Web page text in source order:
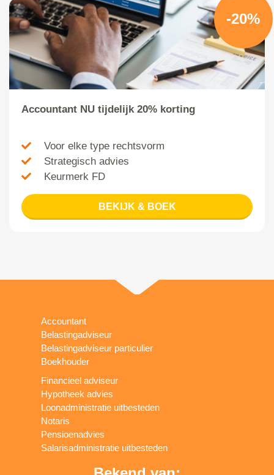
-20%
Accountant NU tijdelijk 20% korting
Voor elke type rechtsvorm
Strategisch advies
Keurmerk FD
BEKIJK & BOEK
Accountant
Belastingadviseur
Belastingadviseur particulier
Boekhouder
Financieel adviseur
Hypotheek advies
Loonadministratie uitbesteden
Notaris
Pensioenadvies
Salarisadministratie uitbesteden